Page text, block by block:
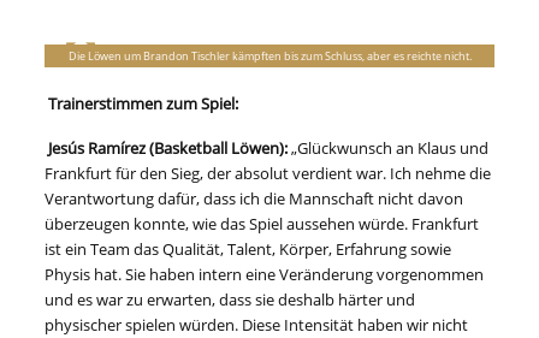
Die Löwen um Brandon Tischler kämpften bis zum Schluss, aber es reichte nicht.
Trainerstimmen zum Spiel:
Jesús Ramírez (Basketball Löwen):„Glückwunsch an Klaus und
Frankfurt für den Sieg, der absolut verdient war. Ich nehme die
Verantwortung dafür, dass ich die Mannschaft nicht davon
überzeugen konnte, wie das Spiel aussehen würde. Frankfurt
ist ein Team das Qualität, Talent, Körper, Erfahrung sowie
Physis hat. Sie haben intern eine Veränderung vorgenommen
und es war zu erwarten, dass sie deshalb härter und
physischer spielen würden. Diese Intensität haben wir nicht